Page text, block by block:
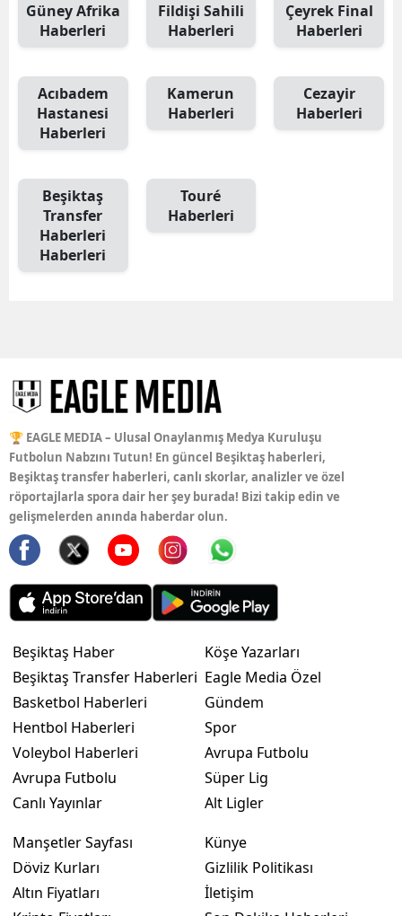
Güney Afrika
Haberleri
Fildişi Sahili
Haberleri
Çeyrek Final
Haberleri
Acıbadem
Hastanesi
Haberleri
Kamerun
Haberleri
Cezayir
Haberleri
Beşiktaş
Transfer
Haberleri
Haberleri
Touré
Haberleri
🏆 EAGLE MEDIA – Ulusal Onaylanmış Medya Kuruluşu
Futbolun Nabzını Tutun! En güncel Beşiktaş haberleri,
Beşiktaş transfer haberleri, canlı skorlar, analizler ve özel
röportajlarla spora dair her şey burada! Bizi takip edin ve
gelişmelerden anında haberdar olun.
Beşiktaş Haber
Beşiktaş Transfer Haberleri
Basketbol Haberleri
Hentbol Haberleri
Voleybol Haberleri
Avrupa Futbolu
Canlı Yayınlar
Köşe Yazarları
Eagle Media Özel
Gündem
Spor
Avrupa Futbolu
Süper Lig
Alt Ligler
Manşetler Sayfası
Döviz Kurları
Altın Fiyatları
Künye
Gizlilik Politikası
İletişim